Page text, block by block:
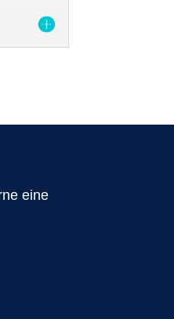
eine